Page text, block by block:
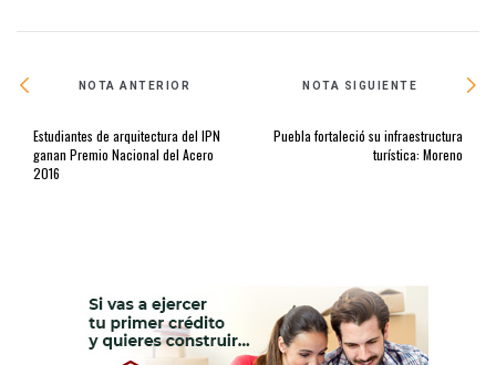
NOTA ANTERIOR
Estudiantes de arquitectura del IPN
ganan Premio Nacional del Acero
2016
NOTA SIGUIENTE
Puebla fortaleció su infraestructura
turística: Moreno